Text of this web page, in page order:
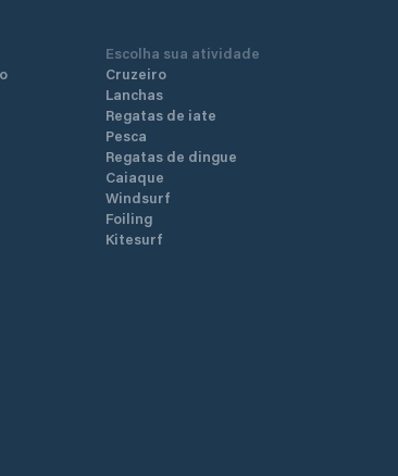
Escolha sua atividade
Cruzeiro
Lanchas
Regatas de iate
Pesca
Regatas de dingue
Caiaque
Windsurf
Foiling
Kitesurf